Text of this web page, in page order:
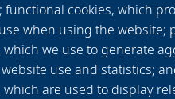
functional cookies, which
when using the website;
which we use to generate
use and statistics;
which are used to display